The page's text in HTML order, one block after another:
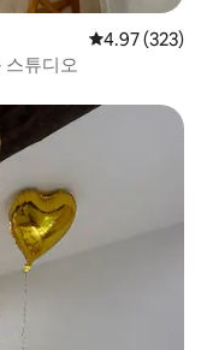
평점 4.97점(5
4.97 (323)
스튜디오